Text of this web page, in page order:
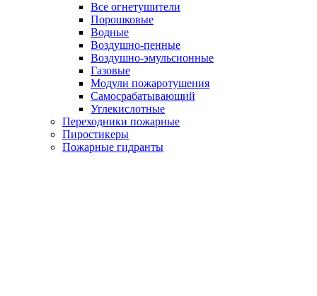
Все огнетушители
Порошковые
Водные
Воздушно-пенные
Воздушно-эмульсионные
Газовые
Модули пожаротушения
Самосрабатывающий
Углекислотные
Переходники пожарные
Пиростикеры
Пожарные гидранты